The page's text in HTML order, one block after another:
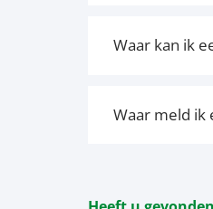
Waar kan ik
Waar meld ik